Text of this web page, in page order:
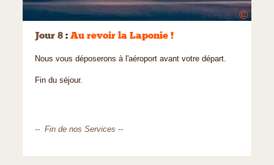
©
Jour 8 : Au revoir la Laponie !
Nous vous déposerons à l'aéroport avant votre départ.
Fin du séjour.
-- Fin de nos Services --